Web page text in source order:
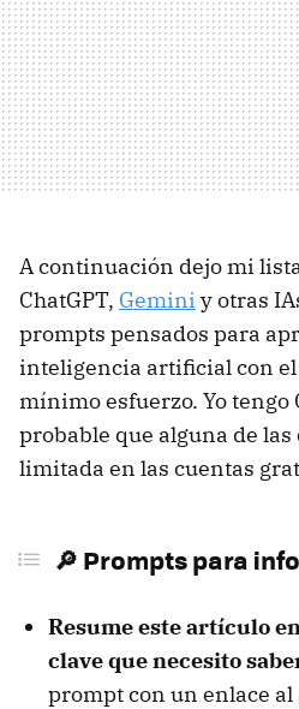
A continuación dejo mi
ChatGPT, Gemini y otras
prompts pensados para
inteligencia artificial con
mínimo esfuerzo. Yo tengo
probable que alguna de
limitada en las cuentas
🔎 Prompts para
Resume este artículo
clave que necesito
prompt con un enlace